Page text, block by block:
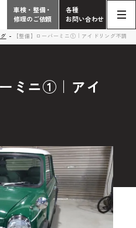
（月曜定休）
がかかります
わせ総合
8001
がかかります
車検・整備・
修理のご依頼
各種
お問い合わせ
【整備】ローバーミニ①｜アイドリング不調
ミニ①｜アイ